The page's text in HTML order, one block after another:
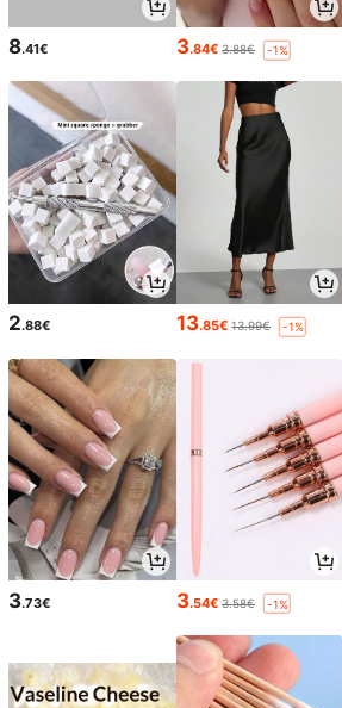
8.41€ 3.84€ 3.88€ -1%
2.88€ 13.85€ 13.99€ -1%
3.73€ 3.54€ 3.58€ -1%